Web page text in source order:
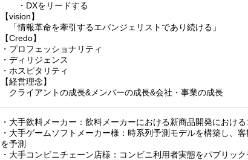
・DXをリードする
【vision】
「情報革命を牽引するエバンジェリストであり続ける」
【Credo】
・プロフェッショナリティ
・ディリジェンス
・ホスピタリティ
【経営理念】
クライアントの成長&メンバーの成長&会社・事業の成長
・大手飲料メーカー：飲料メーカーにおける新商品開発におけ
・大手ゲームソフトメーカー様：時系列予測モデルを構築し、
を予測
・大手コンビニチェーン店様：コンビニ利用者実態をパブリッ